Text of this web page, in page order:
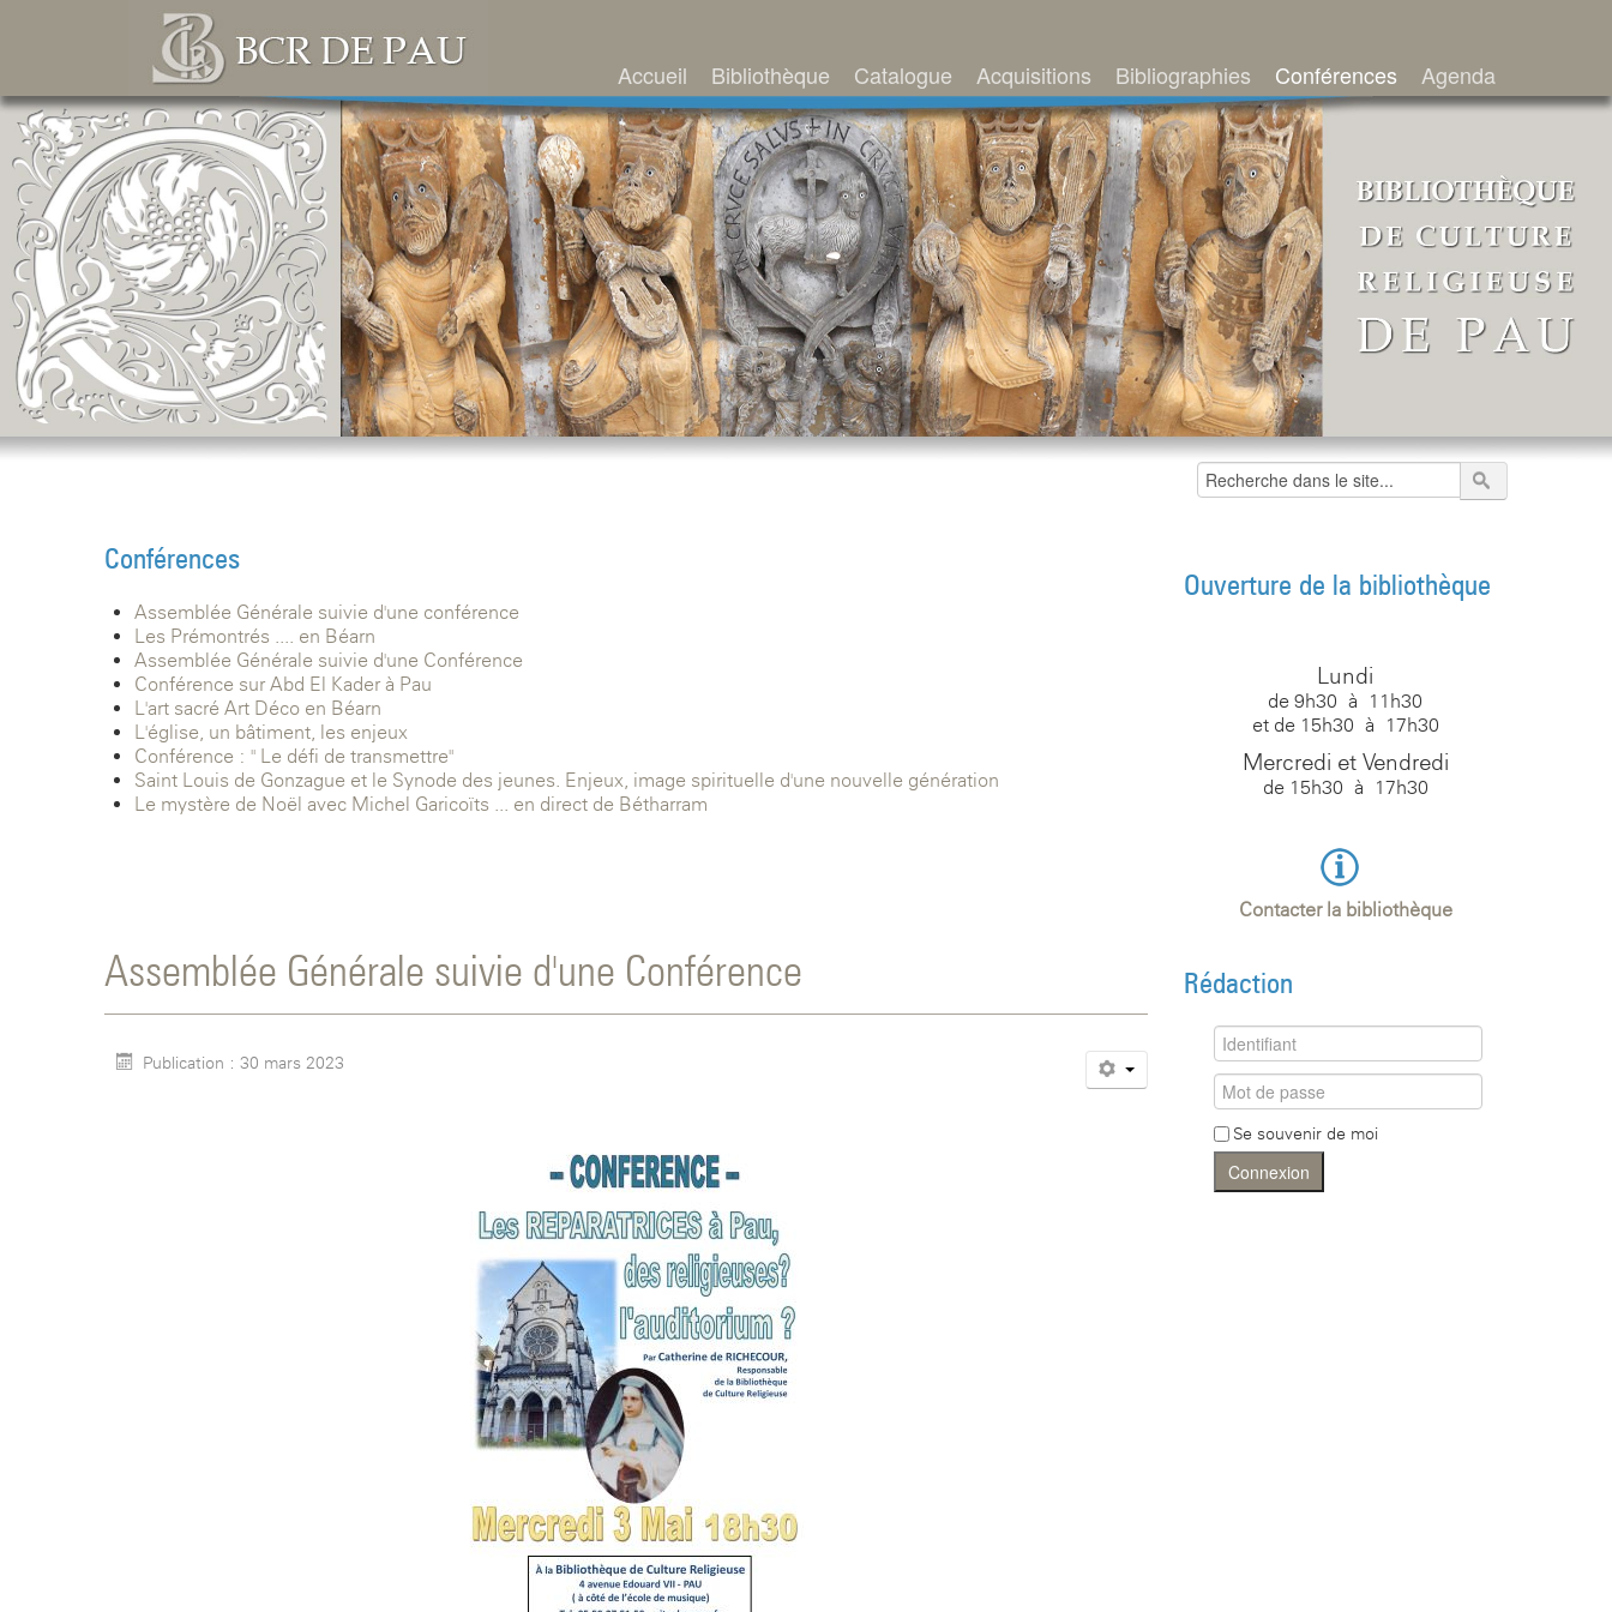
Accueil Bibliothèque Catalogue Acquisitions Bibliographies Conférences Agenda
Conférences
Assemblée Générale suivie d'une conférence
Les Prémontrés .... en Béarn
Assemblée Générale suivie d'une Conférence
Conférence sur Abd El Kader à Pau
L'art sacré Art Déco en Béarn
L'église, un bâtiment, les enjeux
Conférence : " Le défi de transmettre"
Saint Louis de Gonzague et le Synode des jeunes. Enjeux, image spirituelle d'une nouvelle génération
Le mystère de Noël avec Michel Garicoïts ... en direct de Bétharram
Assemblée Générale suivie d'une Conférence
Publication : 30 mars 2023
Ouverture de la bibliothèque
Lundi
de 9h30 à 11h30
et de 15h30 à 17h30
Mercredi et Vendredi
de 15h30 à 17h30
Contacter la bibliothèque
Rédaction
Se souvenir de moi
Connexion